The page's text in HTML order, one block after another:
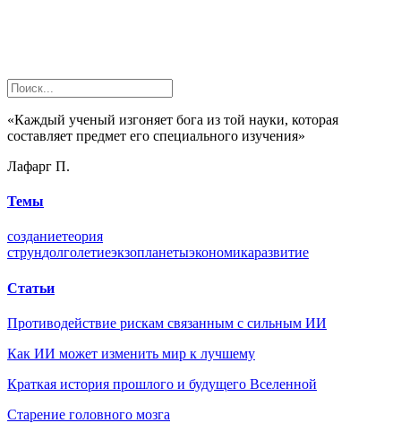
«Каждый ученый изгоняет бога из той науки, которая
составляет предмет его специального изучения»
Лафарг П.
Темы
созданиетеория
струндолголетиеэкзопланетыэкономикаразвитие
Статьи
Противодействие рискам связанным с сильным ИИ
Как ИИ может изменить мир к лучшему
Краткая история прошлого и будущего Вселенной
Старение головного мозга